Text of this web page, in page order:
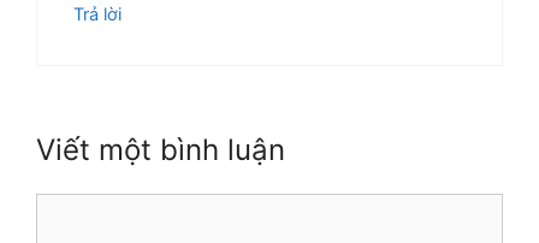
Trả lời
Viết một bình luận